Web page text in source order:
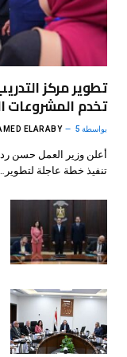
تخدم المشروعات
بواسطة ELARABY 5 أغسطس، 2026
أعلن وزير العمل حسن
تنفيذ خطة عاجلة لتطوير…